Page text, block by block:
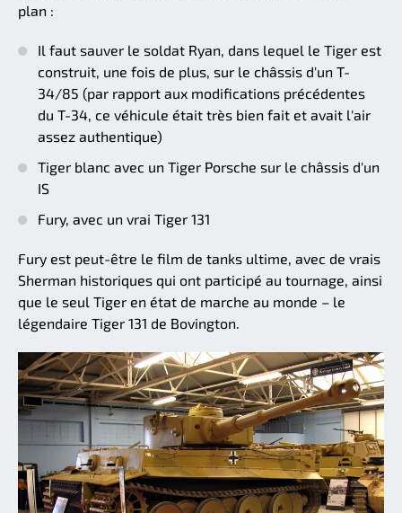
plan :
Il faut sauver le soldat Ryan, dans lequel le Tiger est
construit, une fois de plus, sur le châssis d'un T-
34/85 (par rapport aux modifications précédentes
du T-34, ce véhicule était très bien fait et avait l'air
assez authentique)
Tiger blanc avec un Tiger Porsche sur le châssis d'un
IS
Fury, avec un vrai Tiger 131
Fury est peut-être le film de tanks ultime, avec de vrais
Sherman historiques qui ont participé au tournage, ainsi
que le seul Tiger en état de marche au monde – le
légendaire Tiger 131 de Bovington.